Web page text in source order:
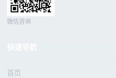
微信咨询
首页